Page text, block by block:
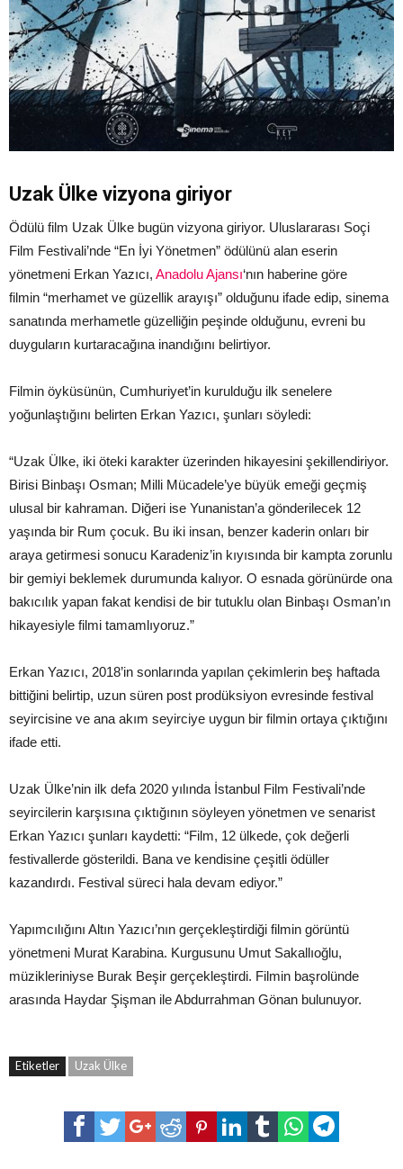
Uzak Ülke vizyona giriyor
Ödülü film Uzak Ülke bugün vizyona giriyor. Uluslararası Soçi
Film Festivali’nde “En İyi Yönetmen” ödülünü alan eserin
yönetmeni Erkan Yazıcı, Anadolu Ajansı‘nın haberine göre
filmin “merhamet ve güzellik arayışı” olduğunu ifade edip, sinema
sanatında merhametle güzelliğin peşinde olduğunu, evreni bu
duyguların kurtaracağına inandığını belirtiyor.
Filmin öyküsünün, Cumhuriyet’in kurulduğu ilk senelere
yoğunlaştığını belirten Erkan Yazıcı, şunları söyledi:
“Uzak Ülke, iki öteki karakter üzerinden hikayesini şekillendiriyor.
Birisi Binbaşı Osman; Milli Mücadele’ye büyük emeği geçmiş
ulusal bir kahraman. Diğeri ise Yunanistan’a gönderilecek 12
yaşında bir Rum çocuk. Bu iki insan, benzer kaderin onları bir
araya getirmesi sonucu Karadeniz’in kıyısında bir kampta zorunlu
bir gemiyi beklemek durumunda kalıyor. O esnada görünürde ona
bakıcılık yapan fakat kendisi de bir tutuklu olan Binbaşı Osman’ın
hikayesiyle filmi tamamlıyoruz.”
Erkan Yazıcı, 2018’in sonlarında yapılan çekimlerin beş haftada
bittiğini belirtip, uzun süren post prodüksiyon evresinde festival
seyircisine ve ana akım seyirciye uygun bir filmin ortaya çıktığını
ifade etti.
Uzak Ülke’nin ilk defa 2020 yılında İstanbul Film Festivali’nde
seyircilerin karşısına çıktığının söyleyen yönetmen ve senarist
Erkan Yazıcı şunları kaydetti: “Film, 12 ülkede, çok değerli
festivallerde gösterildi. Bana ve kendisine çeşitli ödüller
kazandırdı. Festival süreci hala devam ediyor.”
Yapımcılığını Altın Yazıcı’nın gerçekleştirdiği filmin görüntü
yönetmeni Murat Karabina. Kurgusunu Umut Sakallıoğlu,
müzikleriniyse Burak Beşir gerçekleştirdi. Filmin başrolünde
arasında Haydar Şişman ile Abdurrahman Gönan bulunuyor.
Etiketler Uzak Ülke